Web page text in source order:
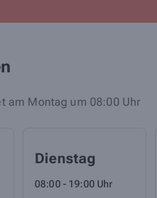
am Montag um 08:00 Uhr
Dienstag
08:00 - 19:00 Uhr